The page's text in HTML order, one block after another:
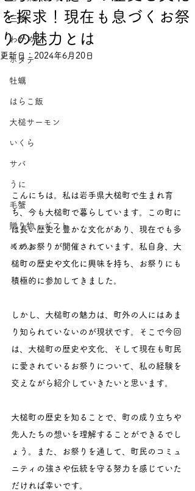
三陸
わかめ
ホタテ
牡蠣
はらこ飯
大槌サーモン
いくら
サバ
うに
毛蟹
贈り物・ギフト
めがぶ
を探求！現在も息づくお祭
りの魅力とは
更新日： 2024年6月20日
こんにちは。私は岩手県大槌町で生まれ育
ち、今も大槌町で暮らしています。この町に
は長い歴史と豊かな文化があり、現在でも多
くのお祭りが開催されています。私自身、大
槌町の歴史や文化に興味を持ち、お祭りにも
積極的に参加してきました。
しかし、大槌町の魅力は、町外の人にはあま
り知られていないのが現状です。そこで今回
は、大槌町の歴史や文化、そして現在も町民
に愛されているお祭りについて、私の経験を
交えながら紹介していきたいと思います。
大槌町の歴史を知ることで、町の成り立ちや
先人たちの想いを理解することができるでし
ょう。また、お祭りを通して、町民のコミュ
ニティの強さや伝統を守る努力を感じていた
だければ幸いです。